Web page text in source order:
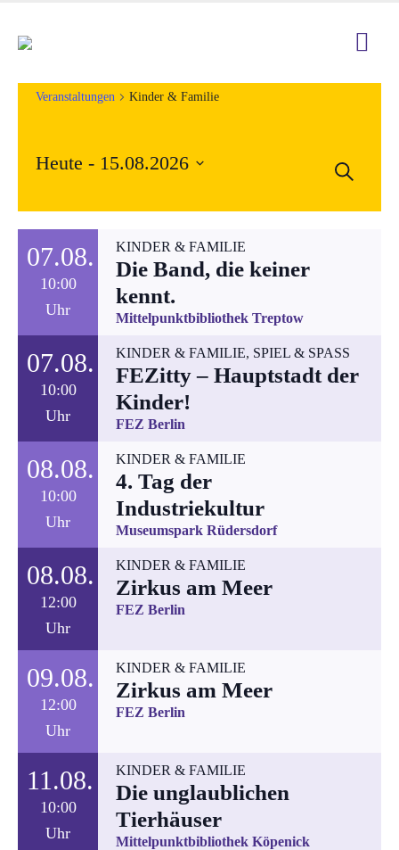
Veranstaltungen Kinder & Familie
Suche
Heute - 15.08.2026
wählen.
07.08.
10:00
Uhr
KINDER & FAMILIE
Die Band, die keiner
kennt.
Mittelpunktbibliothek Treptow
07.08.
10:00
Uhr
KINDER & FAMILIE, SPIEL & SPASS
FEZitty – Hauptstadt der
Kinder!
FEZ Berlin
08.08.
10:00
Uhr
KINDER & FAMILIE
4. Tag der
Industriekultur
Museumspark Rüdersdorf
08.08.
12:00
Uhr
KINDER & FAMILIE
Zirkus am Meer
FEZ Berlin
09.08.
12:00
Uhr
KINDER & FAMILIE
Zirkus am Meer
FEZ Berlin
11.08.
10:00
Uhr
KINDER & FAMILIE
Die unglaublichen
Tierhäuser
Mittelpunktbibliothek Köpenick